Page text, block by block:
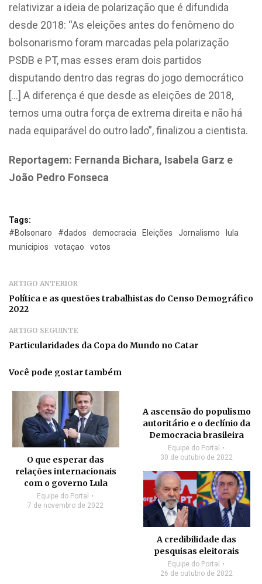
relativizar a ideia de polarização que é difundida
desde 2018: “As eleições antes do fenômeno do
bolsonarismo foram marcadas pela polarização
PSDB e PT, mas esses eram dois partidos
disputando dentro das regras do jogo democrático
[…] A diferença é que desde as eleições de 2018,
temos uma outra força de extrema direita e não há
nada equiparável do outro lado”, finalizou a cientista.
Reportagem: Fernanda Bichara, Isabela Garz e
João Pedro Fonseca
Tags:
#Bolsonaro
#dados democracia Eleições Jornalismo
lula
municipios
votaçao votos
ARTIGO ANTERIOR
Política e as questões trabalhistas do Censo Demográfico
2022
ARTIGO SEGUINTE
Particularidades da Copa do Mundo no Catar
Você pode gostar também
O que esperar das
relações internacionais
com o governo Lula
Equipe do Portal
7 de novembro de 2022
A ascensão do populismo
autoritário e o declínio da
Democracia brasileira
Equipe do Portal
30 de outubro de 2022
A credibilidade das
pesquisas eleitorais
Equipe do Portal
26 de outubro de 2022